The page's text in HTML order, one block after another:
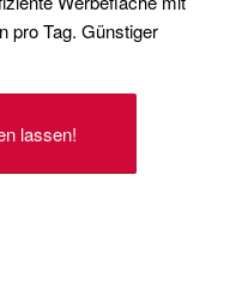
pro Tag. Günstiger
lassen!